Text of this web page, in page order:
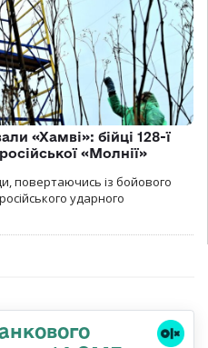
«Хамві»: бійці 128-ї
«Молнії»
повертаючись із бойового
ударного